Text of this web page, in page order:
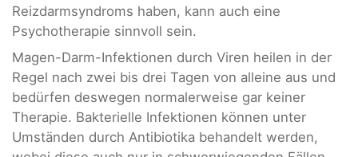
Reizdarmsyndroms haben, kann auch eine
Psychotherapie sinnvoll sein.
Magen-Darm-Infektionen durch Viren heilen in der
Regel nach zwei bis drei Tagen von alleine aus und
bedürfen deswegen normalerweise gar keiner
Therapie. Bakterielle Infektionen können unter
Umständen durch Antibiotika behandelt werden,